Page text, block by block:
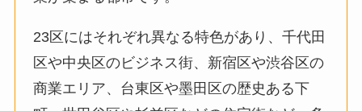
23区にはそれぞれ異なる特色があり、千代田
区や中央区のビジネス街、新宿区や渋谷区の
商業エリア、台東区や墨田区の歴史ある下